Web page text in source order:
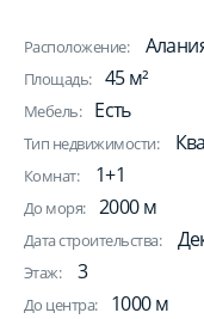
Расположение:
Площадь: 45 м²
Мебель: Есть
Тип недвижимости:
Комнат: 1+1
До моря: 2000 м
Дата строительства:
Этаж: 3
До центра: 1000 м